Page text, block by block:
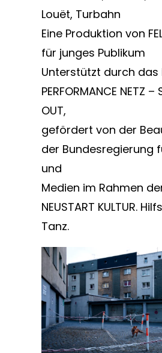
Louët, Turbahn
Eine Produktion von
für junges Publikum
Unterstützt durch das
PERFORMANCE NETZ –
OUT,
gefördert von der
der Bundesregierung
und
Medien im Rahmen
NEUSTART KULTUR.
Tanz.